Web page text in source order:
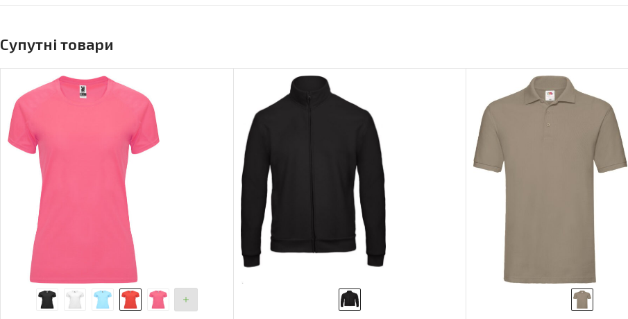
Супутні товари